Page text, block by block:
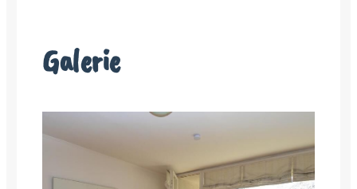
Galerie